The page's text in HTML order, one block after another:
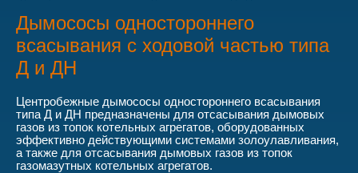
Дымососы одностороннего
всасывания с ходовой частью типа
Д и ДН
Центробежные дымососы одностороннего всасывания
типа Д и ДН предназначены для отсасывания дымовых
газов из топок котельных агрегатов, оборудованных
эффективно действующими системами золоулавливания,
а также для отсасывания дымовых газов из топок
газомазутных котельных агрегатов.